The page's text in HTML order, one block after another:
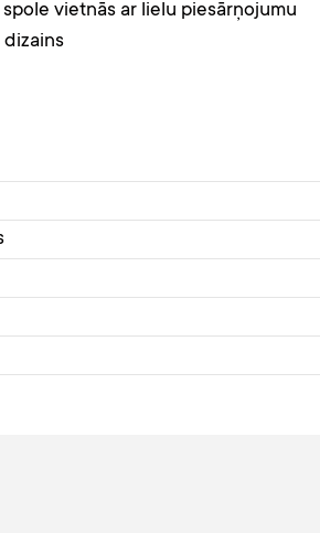
spole vietnās ar lielu piesārņojumu
dizains